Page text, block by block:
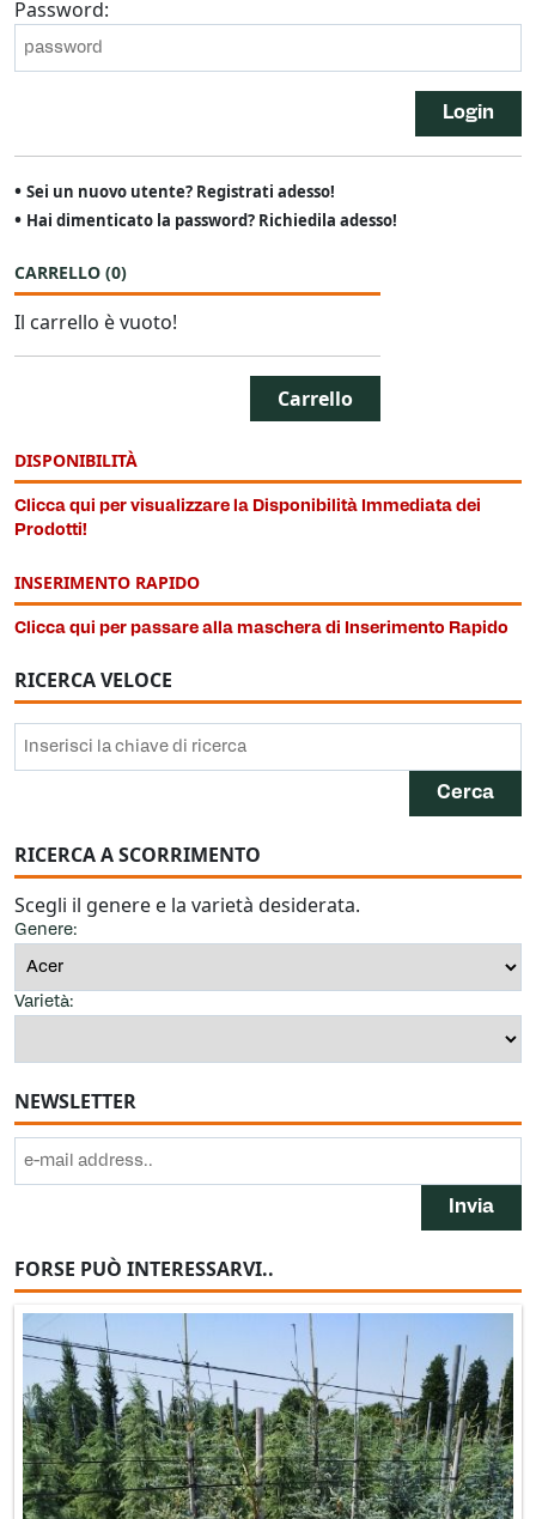
Password:
Login
• Sei un nuovo utente? Registrati adesso!
• Hai dimenticato la password? Richiedila adesso!
CARRELLO (0)
Il carrello è vuoto!
Carrello
DISPONIBILITÀ
Clicca qui per visualizzare la Disponibilità Immediata dei
Prodotti!
INSERIMENTO RAPIDO
Clicca qui per passare alla maschera di Inserimento Rapido
RICERCA VELOCE
RICERCA A SCORRIMENTO
Scegli il genere e la varietà desiderata.
Genere:
Varietà:
NEWSLETTER
FORSE PUÒ INTERESSARVI..